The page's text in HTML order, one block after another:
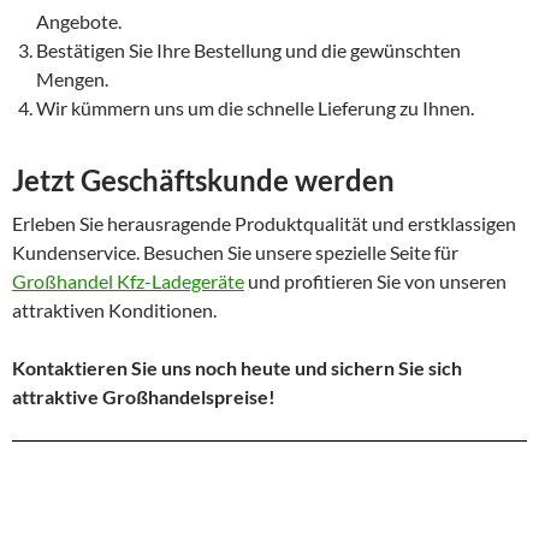
Angebote.
Bestätigen Sie Ihre Bestellung und die gewünschten
Mengen.
Wir kümmern uns um die schnelle Lieferung zu Ihnen.
Jetzt Geschäftskunde werden
Erleben Sie herausragende Produktqualität und erstklassigen
Kundenservice. Besuchen Sie unsere spezielle Seite für
Großhandel Kfz-Ladegeräte und profitieren Sie von unseren
attraktiven Konditionen.
Kontaktieren Sie uns noch heute und sichern Sie sich
attraktive Großhandelspreise!